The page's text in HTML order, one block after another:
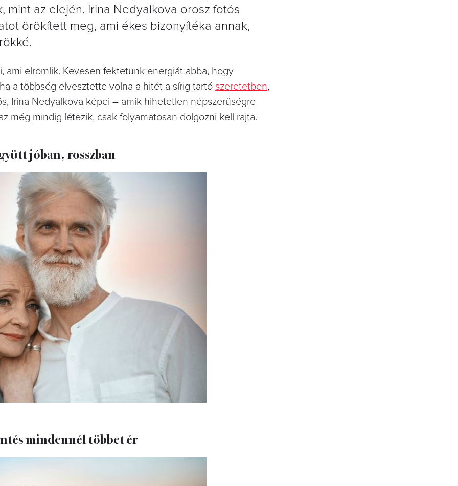
mint az elején. Irina Nedyalkova orosz fotós
örökített meg, ami ékes bizonyítéka annak,
ami elromlik. Kevesen fektetünk energiát abba, hogy
a többség elvesztette volna a hitét a sírig tartó szeretetben,
Irina Nedyalkova képei – amik hihetetlen népszerűségre
még mindig létezik, csak folyamatosan dolgozni kell rajta.
jóban, rosszban
mindennél többet ér